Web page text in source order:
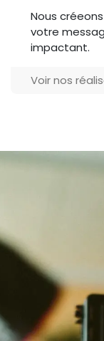
Nous
votre
impactant.
Voir nos